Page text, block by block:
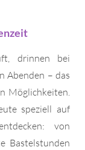
drinnen bei
Abenden – das
Möglichkeiten.
speziell auf
von
Bastelstunden